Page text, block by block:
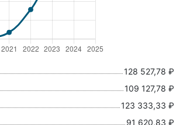
128 527,78 ₽
109 127,78 ₽
123 333,33 ₽
91 620,83 ₽